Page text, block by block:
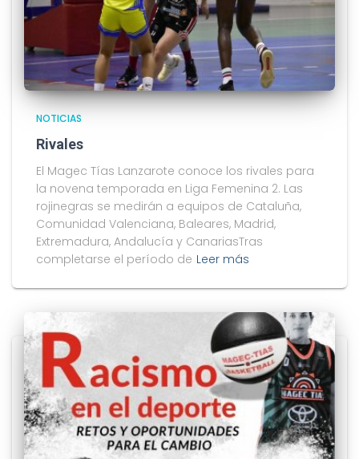
NOTICIAS
Rivales
El Magec Tías Lanzarote conoce los rivales para
la novena temporada en Liga Femenina 2. Las
rojinegras se medirán a equipos de Cataluña,
Comunidad Valenciana, Baleares, Madrid,
Extremadura, Andalucía y CanariasTras
completarse el período de Leer más